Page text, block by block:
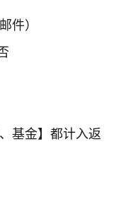
件）
基金】都计入返